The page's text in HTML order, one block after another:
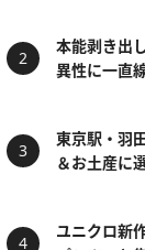
本能剥き出
異性に一直
東京駅・羽
＆お土産に
ユニクロ新